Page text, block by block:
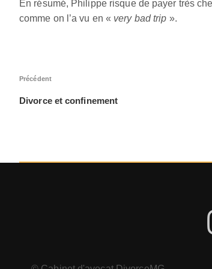
En résumé, Philippe risque de payer très
comme on l’a vu en « very bad trip ».
Navigation
de
Article
Précédent
Divorce et confinement